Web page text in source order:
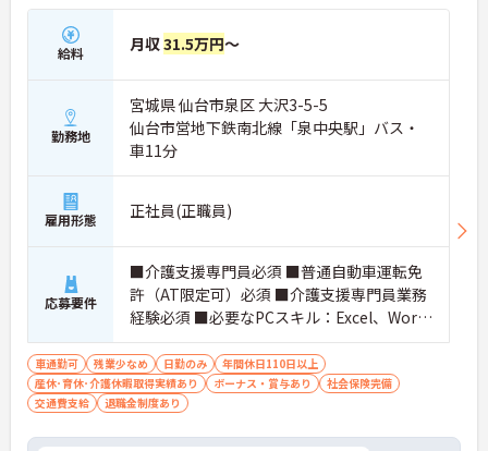
給料 月収31.5万円～
勤務地
宮城県 仙台市泉区 大沢3-5-5
仙台市営地下鉄南北線「泉中央駅」バス・
車11分
雇用形態 正社員(正職員)
応募要件
■介護支援専門員必須 ■普通自動車運転免
許（AT限定可）必須 ■介護支援専門員業務
経験必須 ■必要なPCスキル：Excel、Wor
d、パワーポイント、介護ソフト
車通勤可 残業少なめ 日勤のみ
年間休日110日以上
産休･育休･介護休暇取得実績あり
ボーナス・賞与あり
社会保険完備
交通費支給
退職金制度あり